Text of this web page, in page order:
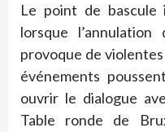
Le point de bascule
lorsque l’annulation
provoque de
événements
ouvrir le dialogue
Table ronde de